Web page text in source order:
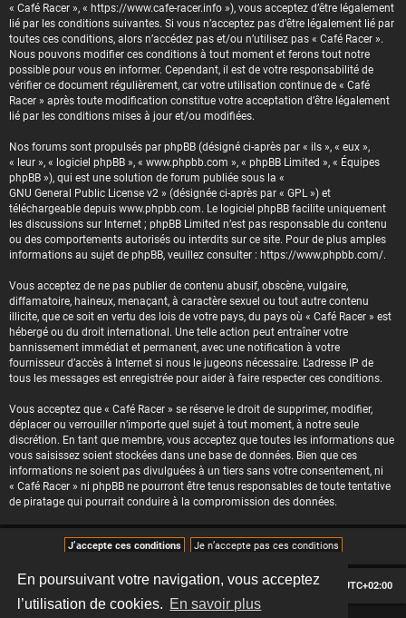
En poursuivant votre navigation, vous acceptez
l’utilisation de cookies. En savoir plus
« Café Racer », « https://www.cafe-racer.info »), vous acceptez d’être légalement
lié par les conditions suivantes. Si vous n’acceptez pas d’être légalement lié par
toutes ces conditions, alors n’accédez pas et/ou n’utilisez pas « Café Racer ».
Nous pouvons modifier ces conditions à tout moment et ferons tout notre
possible pour vous en informer. Cependant, il est de votre responsabilité de
vérifier ce document régulièrement, car votre utilisation continue de « Café
Racer » après toute modification constitue votre acceptation d’être légalement
lié par les conditions mises à jour et/ou modifiées.
Nos forums sont propulsés par phpBB (désigné ci-après par « ils », « eux »,
« leur », « logiciel phpBB », « www.phpbb.com », « phpBB Limited », « Équipes
phpBB »), qui est une solution de forum publiée sous la «
GNU General Public License v2 » (désignée ci-après par « GPL ») et
téléchargeable depuis www.phpbb.com. Le logiciel phpBB facilite uniquement
les discussions sur Internet ; phpBB Limited n’est pas responsable du contenu
ou des comportements autorisés ou interdits sur ce site. Pour de plus amples
informations au sujet de phpBB, veuillez consulter : https://www.phpbb.com/.
Vous acceptez de ne pas publier de contenu abusif, obscène, vulgaire,
diffamatoire, haineux, menaçant, à caractère sexuel ou tout autre contenu
illicite, que ce soit en vertu des lois de votre pays, du pays où « Café Racer » est
hébergé ou du droit international. Une telle action peut entraîner votre
bannissement immédiat et permanent, avec une notification à votre
fournisseur d’accès à Internet si nous le jugeons nécessaire. L’adresse IP de
tous les messages est enregistrée pour aider à faire respecter ces conditions.
Vous acceptez que « Café Racer » se réserve le droit de supprimer, modifier,
déplacer ou verrouiller n’importe quel sujet à tout moment, à notre seule
discrétion. En tant que membre, vous acceptez que toutes les informations que
vous saisissez soient stockées dans une base de données. Bien que ces
informations ne soient pas divulguées à un tiers sans votre consentement, ni
« Café Racer » ni phpBB ne pourront être tenus responsables de toute tentative
de piratage qui pourrait conduire à la compromission des données.
Le forum des passionnés de Café Racer Heures au format UTC+02:00